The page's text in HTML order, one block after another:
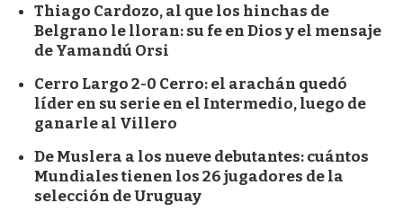
Thiago Cardozo, al que los hinchas de
Belgrano le lloran: su fe en Dios y el mensaje
de Yamandú Orsi
Cerro Largo 2-0 Cerro: el arachán quedó
líder en su serie en el Intermedio, luego de
ganarle al Villero
De Muslera a los nueve debutantes: cuántos
Mundiales tienen los 26 jugadores de la
selección de Uruguay